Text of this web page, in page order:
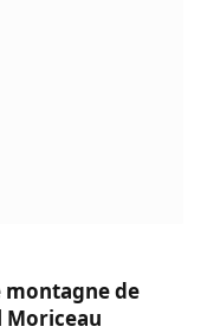
de
Moriceau